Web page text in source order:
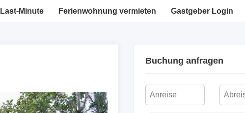
Last-Minute Ferienwohnung vermieten Gastgeber Login
Buchung anfragen